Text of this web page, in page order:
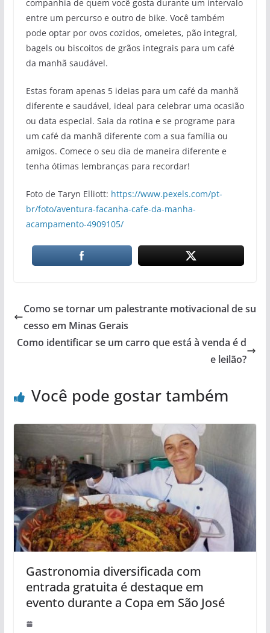
companhia de quem você gosta durante um intervalo
entre um percurso e outro de bike. Você também
pode optar por ovos cozidos, omeletes, pão integral,
bagels ou biscoitos de grãos integrais para um café
da manhã saudável.
Estas foram apenas 5 ideias para um café da manhã
diferente e saudável, ideal para celebrar uma ocasião
ou data especial. Saia da rotina e se programe para
um café da manhã diferente com a sua família ou
amigos. Comece o seu dia de maneira diferente e
tenha ótimas lembranças para recordar!
Foto de Taryn Elliott: https://www.pexels.com/pt-
br/foto/aventura-facanha-cafe-da-manha-
acampamento-4909105/
Como se tornar um palestrante motivacional de su
cesso em Minas Gerais
Como identificar se um carro que está à venda é d
e leilão?
Você pode gostar também
Gastronomia diversificada com
entrada gratuita é destaque em
evento durante a Copa em São José